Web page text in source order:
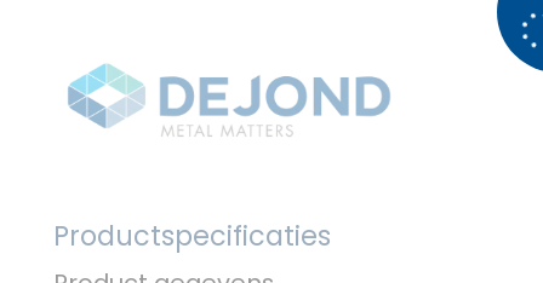
Productspecificaties